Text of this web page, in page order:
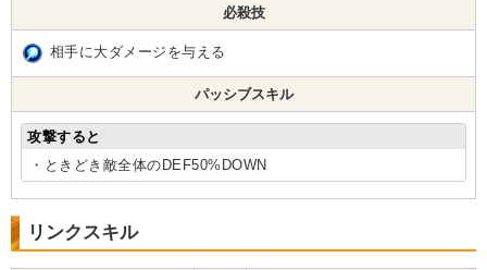
必殺技
相手に大ダメージを与える
パッシブスキル
攻撃すると
・ときどき敵全体のDEF50%DOWN
リンクスキル